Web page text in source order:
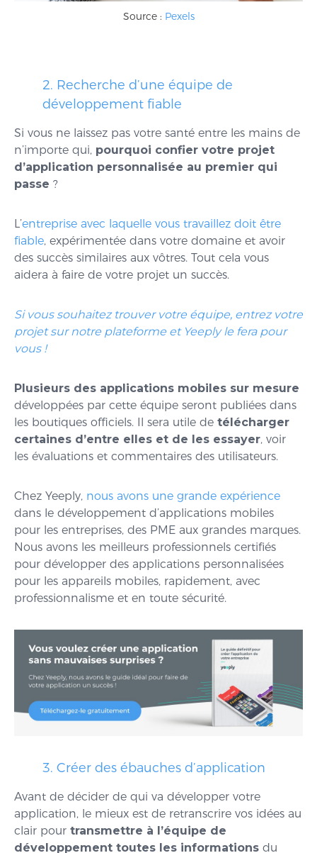
Source : Pexels
2. Recherche d’une équipe de
développement fiable
Si vous ne laissez pas votre santé entre les mains de
n’importe qui, pourquoi confier votre projet
d’application personnalisée au premier qui
passe ?
L’entreprise avec laquelle vous travaillez doit être
fiable, expérimentée dans votre domaine et avoir
des succès similaires aux vôtres. Tout cela vous
aidera à faire de votre projet un succès.
Si vous souhaitez trouver votre équipe, entrez votre
projet sur notre plateforme et Yeeply le fera pour
vous !
Plusieurs des applications mobiles sur mesure
développées par cette équipe seront publiées dans
les boutiques officiels. Il sera utile de télécharger
certaines d’entre elles et de les essayer, voir
les évaluations et commentaires des utilisateurs.
Chez Yeeply, nous avons une grande expérience
dans le développement d’applications mobiles
pour les entreprises, des PME aux grandes marques.
Nous avons les meilleurs professionnels certifiés
pour développer des applications personnalisées
pour les appareils mobiles, rapidement, avec
professionnalisme et en toute sécurité.
3. Créer des ébauches d’application
Avant de décider de qui va développer votre
application, le mieux est de retranscrire vos idées au
clair pour transmettre à l’équipe de
développement toutes les informations du